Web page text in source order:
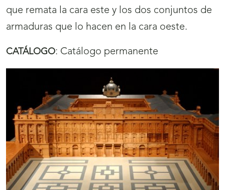
que remata la cara este y los dos conjuntos de
armaduras que lo hacen en la cara oeste.
CATÁLOGO: Catálogo permanente